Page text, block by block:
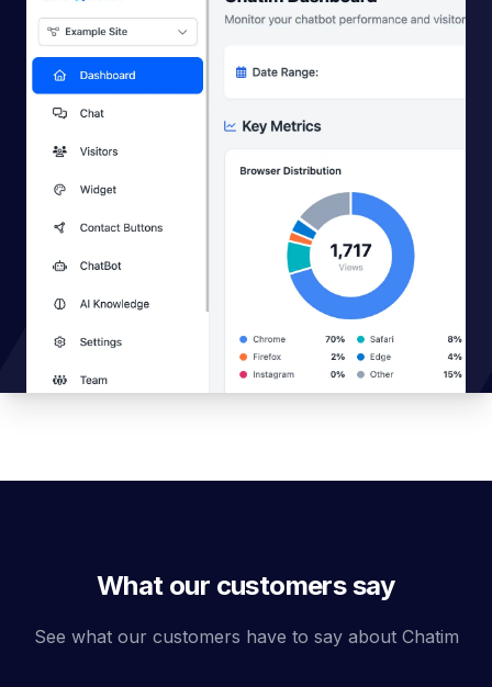
What our customers say
See what our customers have to say about Chatim